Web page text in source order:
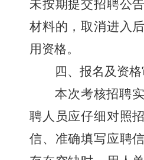
未按期提交招聘公
材料的，取消进入
用资格。
四、报名及资
本次考核招聘
聘人员应仔细对照
信、准确填写应聘